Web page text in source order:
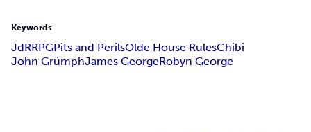
Keywords
JdRRPGPits and PerilsOlde House RulesChibi
John GrümphJames GeorgeRobyn George